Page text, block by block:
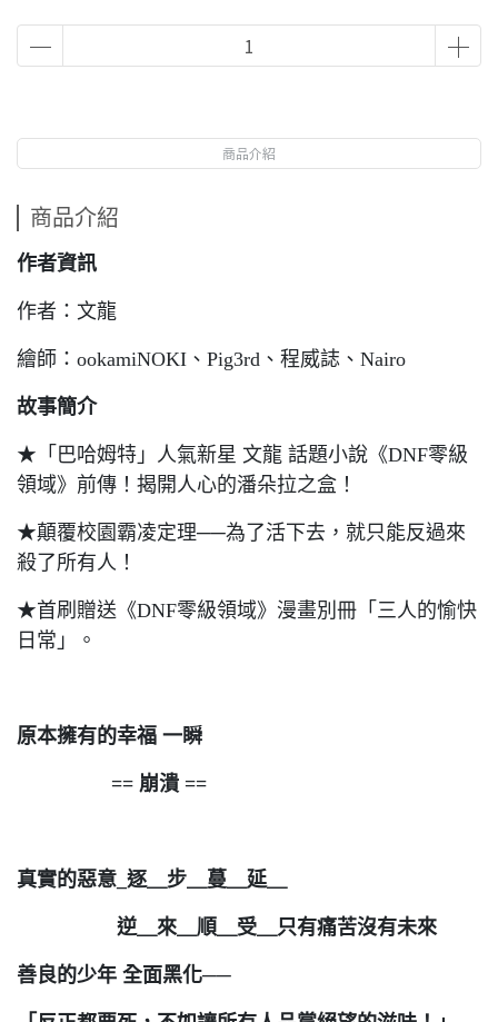
商品介紹
商品介紹
作者資訊
作者：文龍
繪師：ookamiNOKI、Pig3rd、程威誌、Nairo
故事簡介
★「巴哈姆特」人氣新星 文龍 話題小說《DNF零級
領域》前傳！揭開人心的潘朵拉之盒！
★顛覆校園霸凌定理──為了活下去，就只能反過來
殺了所有人！
★首刷贈送《DNF零級領域》漫畫別冊「三人的愉快
日常」。
原本擁有的幸福 一瞬
== 崩潰 ==
真實的惡意_逐＿步＿蔓＿延＿
逆＿來＿順＿受＿只有痛苦沒有未來
善良的少年 全面黑化──